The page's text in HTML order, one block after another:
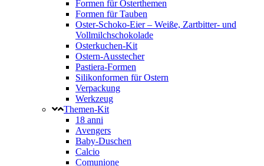
Formen für Osterthemen
Formen für Tauben
Oster-Schoko-Eier – Weiße, Zartbitter- und
Vollmilchschokolade
Osterkuchen-Kit
Ostern-Ausstecher
Pastiera-Formen
Silikonformen für Ostern
Verpackung
Werkzeug
Themen-Kit
18 anni
Avengers
Baby-Duschen
Calcio
Comunione